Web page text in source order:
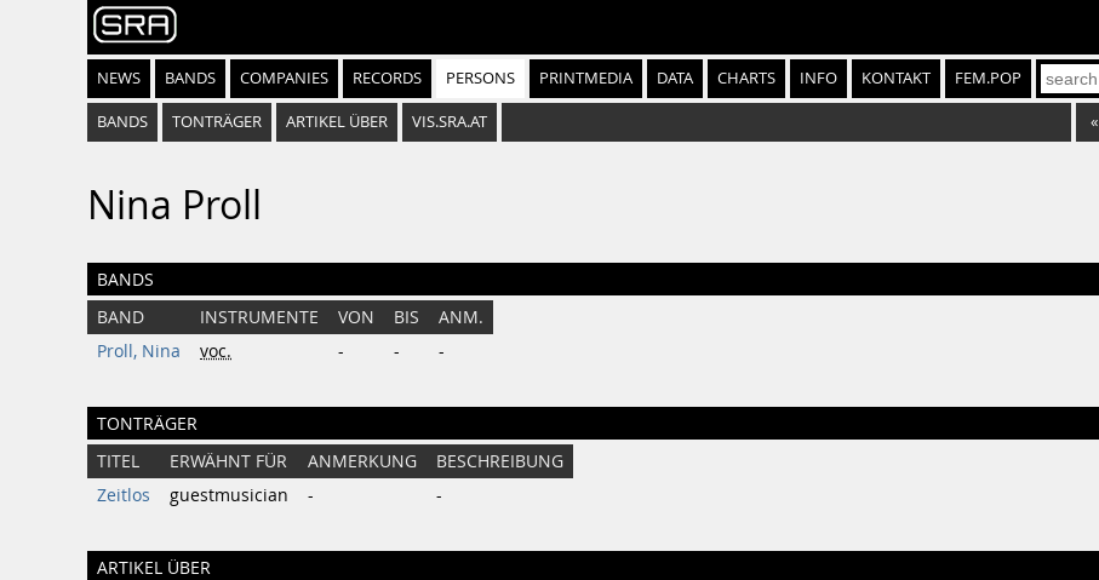
NEWS BANDS COMPANIES RECORDS PERSONS PRINTMEDIA DATA CHARTS INFO KONTAKT FEM.POP
BANDS TONTRÄGER ARTIKEL ÜBER VIS.SRA.AT «
Nina Proll
BANDS
BAND INSTRUMENTE VON BIS
ANM.
Proll, Nina
voc. - - -
TONTRÄGER
TITEL ERWÄHNT FÜR ANMERKUNG
BESCHREIBUNG
Zeitlos
guestmusician - -
ARTIKEL ÜBER